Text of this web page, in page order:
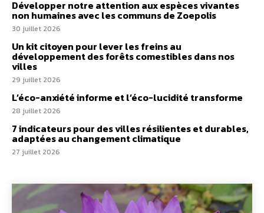
Développer notre attention aux espèces vivantes
non humaines avec les communs de Zoepolis
30 juillet 2026
Un kit citoyen pour lever les freins au
développement des forêts comestibles dans nos
villes
29 juillet 2026
L’éco-anxiété informe et l’éco-lucidité transforme
28 juillet 2026
7 indicateurs pour des villes résilientes et durables,
adaptées au changement climatique
27 juillet 2026